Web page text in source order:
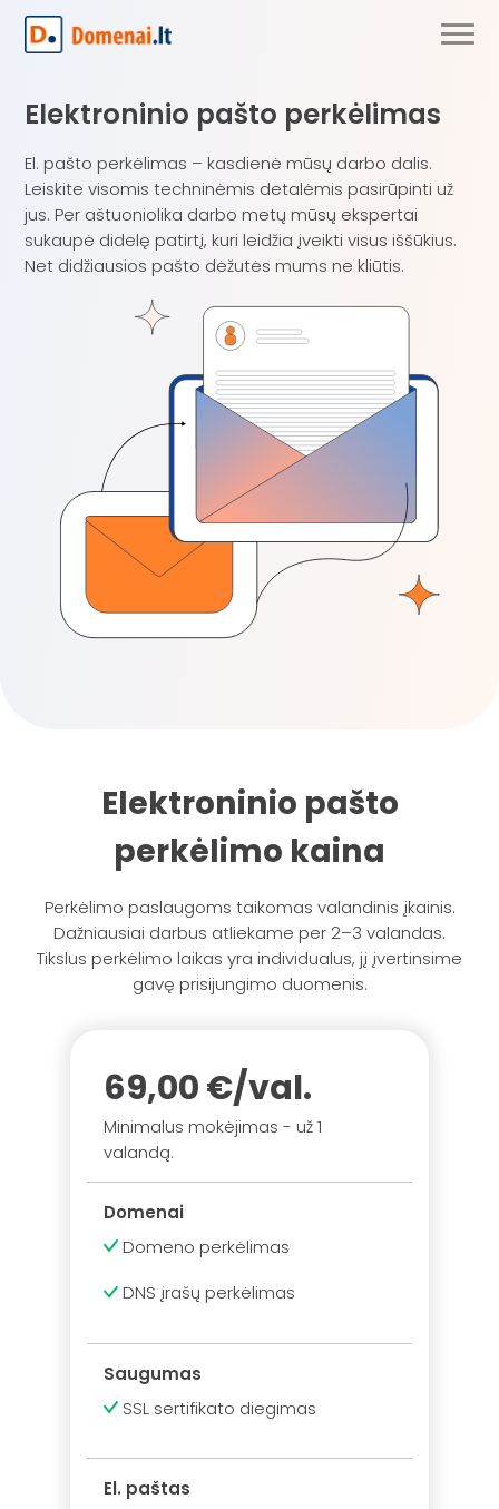
Elektroninio pašto perkėlimas
El. pašto perkėlimas – kasdienė mūsų darbo dalis.
Leiskite visomis techninėmis detalėmis pasirūpinti už
jus. Per aštuoniolika darbo metų mūsų ekspertai
sukaupė didelę patirtį, kuri leidžia įveikti visus iššūkius.
Net didžiausios pašto dėžutės mums ne kliūtis.
Elektroninio pašto
perkėlimo kaina
Perkėlimo paslaugoms taikomas valandinis įkainis.
Dažniausiai darbus atliekame per 2–3 valandas.
Tikslus perkėlimo laikas yra individualus, jį įvertinsime
gavę prisijungimo duomenis.
69,00 €/val.
Minimalus mokėjimas - už 1
valandą.
Domenai
Domeno perkėlimas
DNS įrašų perkėlimas
Saugumas
SSL sertifikato diegimas
El. paštas